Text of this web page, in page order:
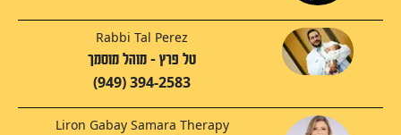
Rabbi Tal Perez
טל פרץ - מוהל מוסמך
(949) 394-2583
Liron Gabay Samara Therapy